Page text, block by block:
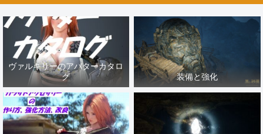
ヴァルキリーのアバターカタロ
グ
装備と強化